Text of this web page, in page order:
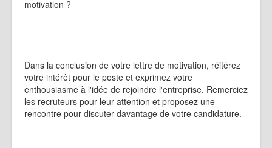
motivation ?
Dans la conclusion de votre lettre de motivation, réitérez
votre intérêt pour le poste et exprimez votre
enthousiasme à l'idée de rejoindre l'entreprise. Remerciez
les recruteurs pour leur attention et proposez une
rencontre pour discuter davantage de votre candidature.